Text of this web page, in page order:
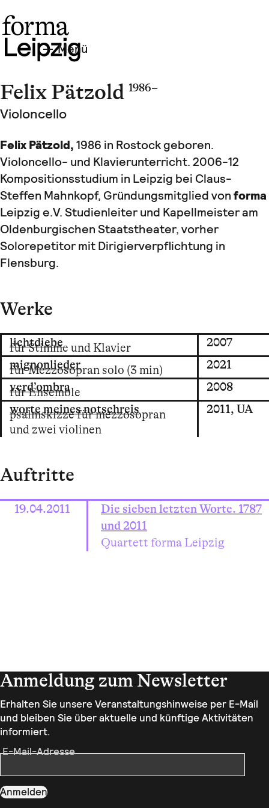
Menü
Felix Pätzold 1986 –
Violoncello
Felix Pätzold,1986 in Rostock geboren.
Violoncello- und Klavierunterricht. 2006-12
Kompositionsstudium in Leipzig bei Claus-
Steffen Mahnkopf, Gründungsmitglied vonforma
Leipzig e.V. Studienleiter und Kapellmeister am
Oldenburgischen Staatstheater, vorher
Solorepetitor mit Dirigierverpflichtung in
Flensburg.
Werke
lichtdiebe 2007
für Stimme und Klavier
mignonlieder
2021
für Mezzosopran solo (3 min)
verd’ombra
2008
für Ensemble
worte meines notschreis
2011, UA
psalmskizze für mezzosopran
und zwei violinen
Auftritte
19.04.2011
Die sieben letzten Worte. 1787
und 2011
Quartett forma Leipzig
Anmeldung zum Newsletter
Erhalten Sie unsere Veranstaltungshinweise per E-Mail
und bleiben Sie über aktuelle und künftige Aktivitäten
informiert.
E-Mail-Adresse
Anmelden